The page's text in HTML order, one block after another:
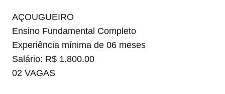
AÇOUGUEIRO
Ensino Fundamental Completo
Experiência mínima de 06 meses
Salário: R$ 1.800.00
02 VAGAS